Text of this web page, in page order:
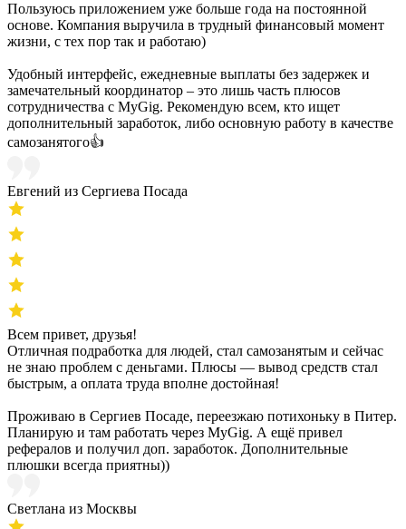
Пользуюсь приложением уже больше года на постоянной
основе. Компания выручила в трудный финансовый момент
жизни, с тех пор так и работаю)
Удобный интерфейс, ежедневные выплаты без задержек и
замечательный координатор – это лишь часть плюсов
сотрудничества с MyGig. Рекомендую всем, кто ищет
дополнительный заработок, либо основную работу в качестве
самозанятого👍
Евгений из Сергиева Посада
Всем привет, друзья!
Отличная подработка для людей, стал самозанятым и сейчас
не знаю проблем с деньгами. Плюсы — вывод средств стал
быстрым, а оплата труда вполне достойная!
Проживаю в Сергиев Посаде, переезжаю потихоньку в Питер.
Планирую и там работать через MyGig. А ещё привел
рефералов и получил доп. заработок. Дополнительные
плюшки всегда приятны))
Светлана из Москвы